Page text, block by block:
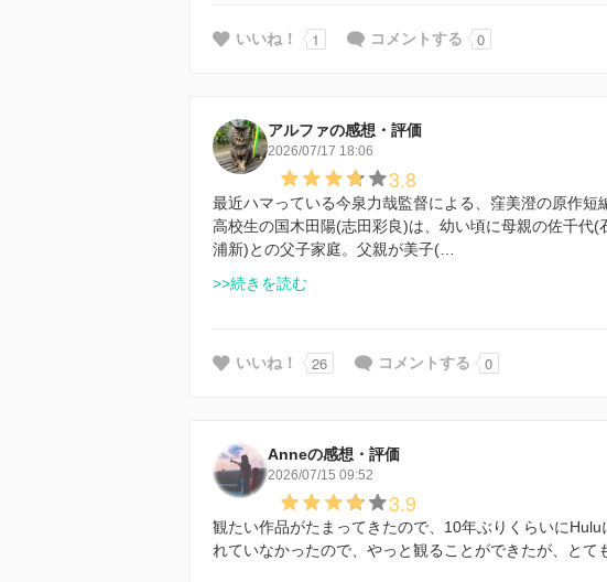
いいね！ 1 コメントする 0
アルファの感想・評価
2026/07/17 18:06
3.8
最近ハマっている今泉力哉監督による、窪美澄の原作短
高校生の国木田陽(志田彩良)は、幼い頃に母親の佐千代
浦新)との父子家庭。父親が美子(…
>>続きを読む
いいね！ 26 コメントする 0
Anneの感想・評価
2026/07/15 09:52
3.9
観たい作品がたまってきたので、10年ぶりくらいに
れていなかったので、やっと観ることができたが、とて